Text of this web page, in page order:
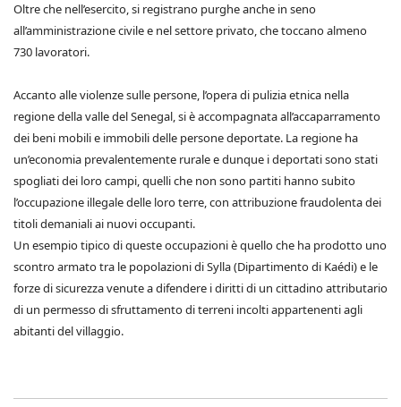
Oltre che nell’esercito, si registrano purghe anche in seno
all’amministrazione civile e nel settore privato, che toccano almeno
730 lavoratori.
Accanto alle violenze sulle persone, l’opera di pulizia etnica nella
regione della valle del Senegal, si è accompagnata all’accaparramento
dei beni mobili e immobili delle persone deportate. La regione ha
un’economia prevalentemente rurale e dunque i deportati sono stati
spogliati dei loro campi, quelli che non sono partiti hanno subito
l’occupazione illegale delle loro terre, con attribuzione fraudolenta dei
titoli demaniali ai nuovi occupanti.
Un esempio tipico di queste occupazioni è quello che ha prodotto uno
scontro armato tra le popolazioni di Sylla (Dipartimento di Kaédi) e le
forze di sicurezza venute a difendere i diritti di un cittadino attributario
di un permesso di sfruttamento di terreni incolti appartenenti agli
abitanti del villaggio.